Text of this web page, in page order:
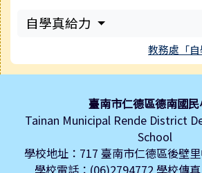
自學真給力
教務處「
頁尾區域內容臺南市仁德區德南國
Tainan Municipal Rende District
School
學校地址：717 臺南市仁德區後壁